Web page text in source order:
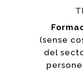
(sense
del